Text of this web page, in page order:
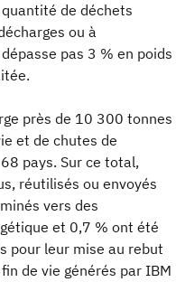
de déchets
ou à
pas 3 % en poids
près de 10 300 tonnes
et de chutes de
pays. Sur ce total,
réutilisés ou envoyés
vers des
et 0,7 % ont été
pour leur mise au rebut
de vie générés par IBM